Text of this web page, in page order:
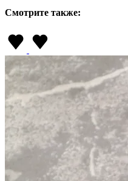
Смотрите также: